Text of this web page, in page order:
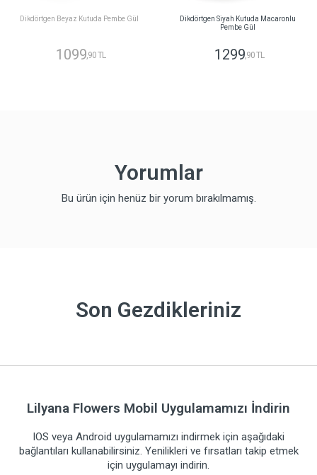
Dikdörtgen Beyaz Kutuda Pembe Gül
1099,90 TL
Dikdörtgen Siyah Kutuda Macaronlu
Pembe Gül
1299,90 TL
Yorumlar
Bu ürün için henüz bir yorum bırakılmamış.
Son Gezdikleriniz
Lilyana Flowers Mobil Uygulamamızı İndirin
IOS veya Android uygulamamızı indirmek için aşağıdaki
bağlantıları kullanabilirsiniz. Yenilikleri ve fırsatları takip etmek
için uygulamayı indirin.